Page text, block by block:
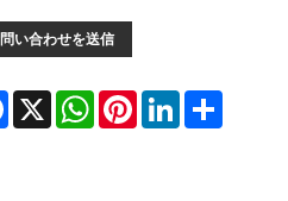
い合わせを送信
Facebook
X WhatsAppPinterestLinkedIn